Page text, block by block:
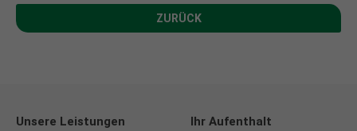
ZURÜCK
Unsere Leistungen Ihr Aufenthalt